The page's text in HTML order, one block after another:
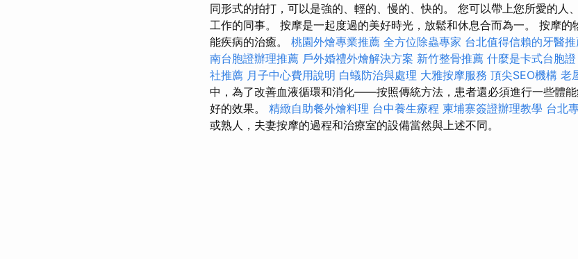
同形式的拍打，可以是強的、輕的、慢的、快的。 您可以帶上您所愛的人
工作的同事。 按摩是一起度過的美好時光，放鬆和休息合而為一。 按摩
能疾病的治癒。 桃園外燴專業推薦 全方位除蟲專家 台北值得信賴的牙醫
南台胞證辦理推薦 戶外婚禮外燴解決方案 新竹整骨推薦 什麼是卡式台胞證
社推薦 月子中心費用說明 白蟻防治與處理 大雅按摩服務 頂尖SEO機構 老
中，為了改善血液循環和消化——按照傳統方法，患者還必須進行一些體
好的效果。 精緻自助餐外燴料理 台中養生療程 柬埔寨簽證辦理教學 台北
或熟人，夫妻按摩的過程和治療室的設備當然與上述不同。